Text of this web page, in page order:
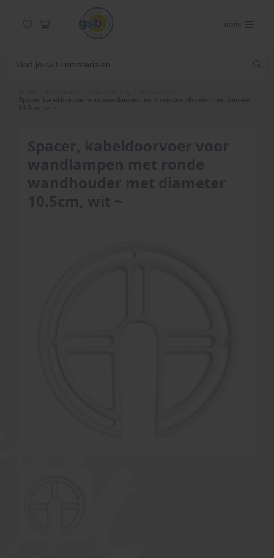
menu
Spacer, kabeldoorvoer voor wandlampen met ronde wandhouder met diameter
10.5cm, wit ~